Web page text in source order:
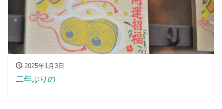
2025年1月3日
二年ぶりの